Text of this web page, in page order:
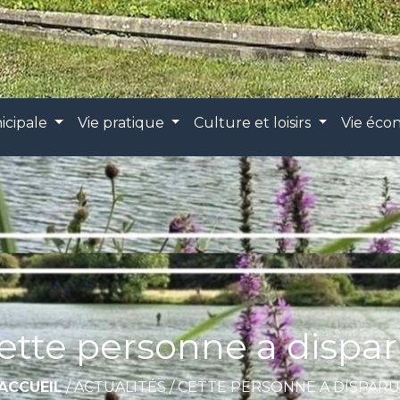
Vie pratique Culture et loisirs Vie
personne a
/ACTUALITÉS/CETTE PERSONNE A